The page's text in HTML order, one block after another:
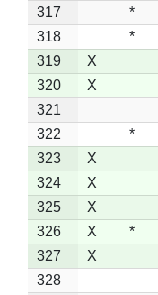
317
*
318
*
319
X
320
X
321
322
*
323
X
324
X
325
X
326
X *
327
X
328